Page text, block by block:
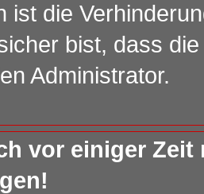
ist die
bist, dass
Administrator.
vor einiger